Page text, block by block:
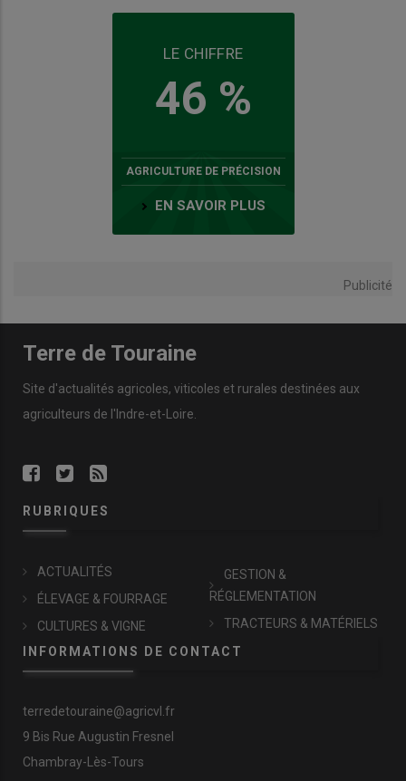
LE CHIFFRE
46 %
AGRICULTURE DE PRÉCISION
EN SAVOIR PLUS
Publicité
Terre de Touraine
Site d'actualités agricoles, viticoles et rurales destinées aux
agriculteurs de l'Indre-et-Loire.
RUBRIQUES
ACTUALITÉS
ÉLEVAGE & FOURRAGE
CULTURES & VIGNE
GESTION &
RÉGLEMENTATION
TRACTEURS & MATÉRIELS
INFORMATIONS DE CONTACT
terredetouraine@agricvl.fr
9 Bis Rue Augustin Fresnel
Chambray-Lès-Tours